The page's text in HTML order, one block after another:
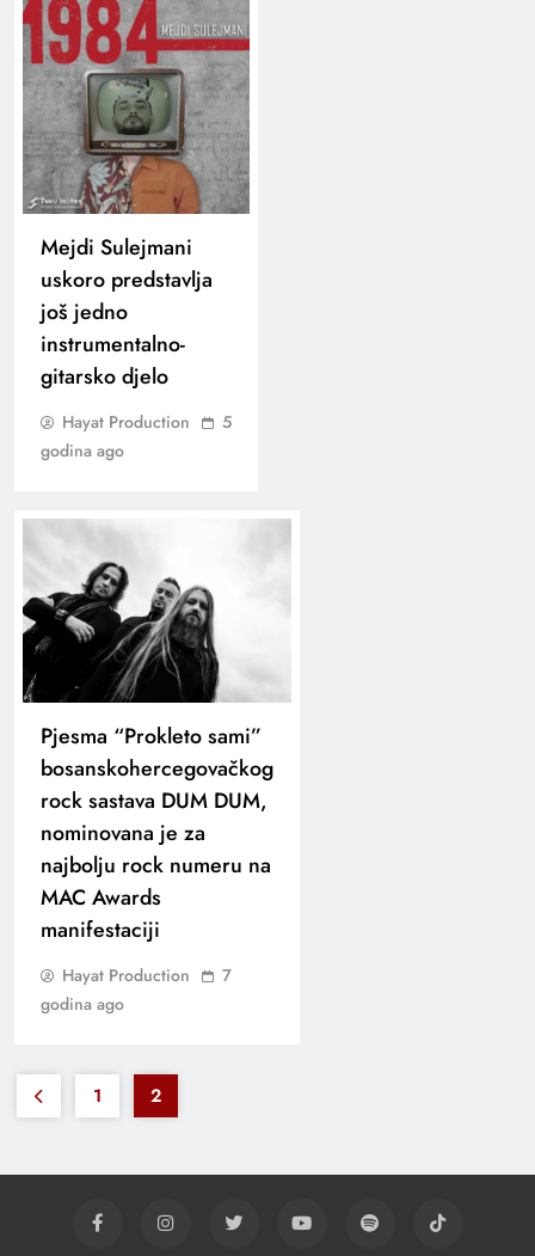
Mejdi Sulejmani
uskoro predstavlja
još jedno
instrumentalno-
gitarsko djelo
Hayat Production
5
godina ago
Pjesma “Prokleto sami”
bosanskohercegovačkog
rock sastava DUM DUM,
nominovana je za
najbolju rock numeru na
MAC Awards
manifestaciji
Hayat Production
7
godina ago
1 2